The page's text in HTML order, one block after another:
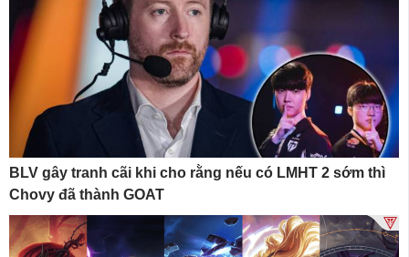
BLV gây tranh cãi khi cho rằng nếu có LMHT 2 sớm thì
Chovy đã thành GOAT